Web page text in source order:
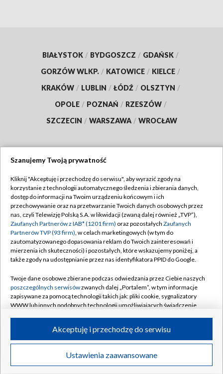
BIAŁYSTOK / BYDGOSZCZ / GDAŃSK /
GORZÓW WLKP. / KATOWICE / KIELCE /
KRAKÓW / LUBLIN / ŁÓDŹ / OLSZTYN /
OPOLE / POZNAŃ / RZESZÓW /
SZCZECIN / WARSZAWA / WROCŁAW
TVP
Abonament TVP
Emisja w TVP
Centrum informacji TVP
Naziemna Telewizja Cyfrowa
Rada Programowa
System NOS
Informacje o nadawcy
Program dla prasy
Ogłoszenie przetargowe
Regulamin TVP
Polityka prywatności
Moje zgody
Pomoc
Kontakt
Kanały
©2026 Telewizja Polska S.A. w likwidacji
Szanujemy Twoją prywatność
Kliknij "Akceptuję i przechodzę do serwisu", aby wyrazić zgody na
korzystanie z technologii automatycznego śledzenia i zbierania danych,
dostęp do informacji na Twoim urządzeniu końcowym i ich
przechowywanie oraz na przetwarzanie Twoich danych osobowych przez
nas, czyli Telewizję Polską S.A. w likwidacji (zwaną dalej również „TVP”),
Zaufanych Partnerów z IAB* (1201 firm) oraz pozostałych Zaufanych
Partnerów TVP (93 firm), w celach marketingowych (w tym do
zautomatyzowanego dopasowania reklam do Twoich zainteresowań i
mierzenia ich skuteczności) i pozostałych, które wskazujemy poniżej, a
także zgody na udostępnianie przez nas identyfikatora PPID do Google.
Twoje dane osobowe zbierane podczas odwiedzania przez Ciebie naszych
poszczególnych serwisówzwanych dalej „Portalem”, w tym informacje
zapisywane za pomocą technologii takich jak: pliki cookie, sygnalizatory
WWW lub innych podobnych technologii umożliwiających świadczenie
ruchu w Internecie.
Twoje dane osobowe zbierane podczas odwiedzania przez Ciebie
poszczególnych serwisówna Portalu, takie jak adresy IP, identyfikatory
Ustawienia zaawansowane
Akceptuję i przechodzę do serwisu